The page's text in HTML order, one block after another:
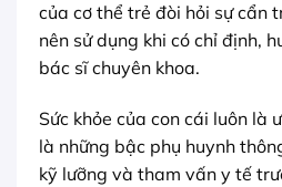
của cơ thể trẻ đòi hỏi sự cẩn
nên sử dụng khi có chỉ định,
bác sĩ chuyên khoa.
Sức khỏe của con cái luôn là
là những bậc phụ huynh
kỹ lưỡng và tham vấn y tế